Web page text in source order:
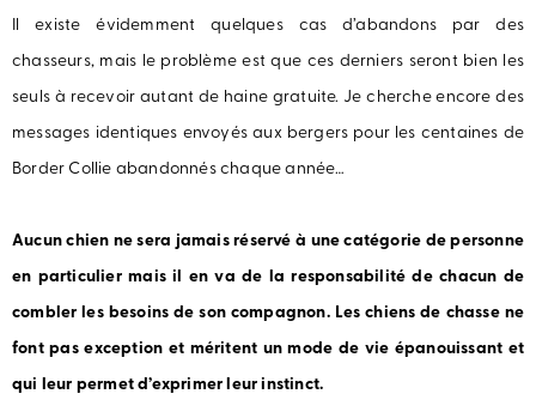
Il existe évidemment quelques cas d’abandons par des
chasseurs, mais le problème est que ces derniers seront bien les
seuls à recevoir autant de haine gratuite. Je cherche encore des
messages identiques envoyés aux bergers pour les centaines de
Border Collie abandonnés chaque année…
Aucun chien ne sera jamais réservé à une catégorie de personne
en particulier mais il en va de la responsabilité de chacun de
combler les besoins de son compagnon. Les chiens de chasse ne
font pas exception et méritent un mode de vie épanouissant et
qui leur permet d’exprimer leur instinct.